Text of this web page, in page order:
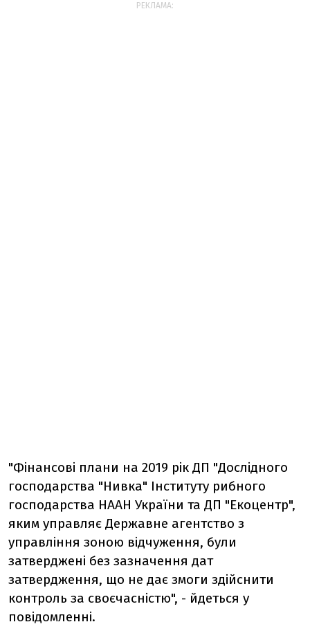
РЕКЛАМА:
"Фінансові плани на 2019 рік ДП "Дослідного
господарства "Нивка" Інституту рибного
господарства НААН України та ДП "Екоцентр",
яким управляє Державне агентство з
управління зоною відчуження, були
затверджені без зазначення дат
затвердження, що не дає змоги здійснити
контроль за своєчасністю", - йдеться у
повідомленні.